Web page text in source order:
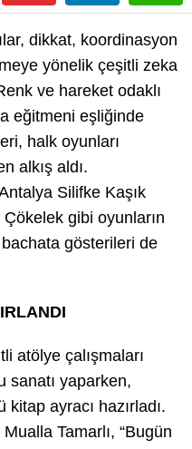
dikkat, koordinasyon
yönelik çeşitli zeka
ve hareket odaklı
eğitmeni eşliğinde
halk oyunları
alkış aldı.
Silifke Kaşık
gibi oyunların
gösterileri de
atölye çalışmaları
sanatı yaparken,
ayracı hazırladı.
Tamarlı, “Bugün